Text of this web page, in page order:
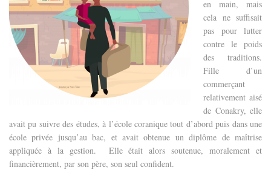
en main, mais
cela ne suffisait
pas pour lutter
contre le poids
des traditions.
Fille d’un
commerçant
relativement aisé
de Conakry, elle
avait pu suivre des études, à l’école coranique tout d’abord puis dans une
école privée jusqu’au bac, et avait obtenue un diplôme de maîtrise
appliquée à la gestion. Elle était alors soutenue, moralement et
financièrement, par son père, son seul confident.